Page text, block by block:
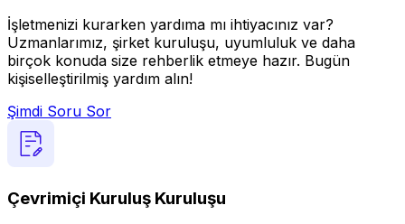
İşletmenizi kurarken yardıma mı ihtiyacınız var?
Uzmanlarımız, şirket kuruluşu, uyumluluk ve daha
birçok konuda size rehberlik etmeye hazır. Bugün
kişiselleştirilmiş yardım alın!
Şimdi Soru Sor
Çevrimiçi Kuruluş Kuruluşu